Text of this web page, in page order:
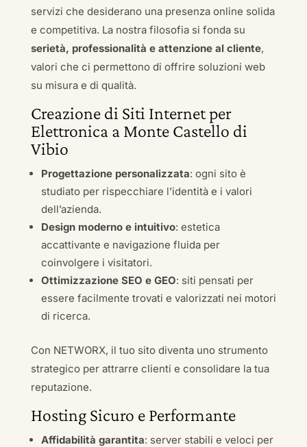
servizi che desiderano una presenza online solida
e competitiva. La nostra filosofia si fonda su
serietà, professionalità e attenzione al cliente,
valori che ci permettono di offrire soluzioni web
su misura e di qualità.
Creazione di Siti Internet per
Elettronica a Monte Castello di
Vibio
Progettazione personalizzata: ogni sito è
studiato per rispecchiare l’identità e i valori
dell’azienda.
Design moderno e intuitivo: estetica
accattivante e navigazione fluida per
coinvolgere i visitatori.
Ottimizzazione SEO e GEO: siti pensati per
essere facilmente trovati e valorizzati nei motori
di ricerca.
Con NETWORX, il tuo sito diventa uno strumento
strategico per attrarre clienti e consolidare la tua
reputazione.
Hosting Sicuro e Performante
Affidabilità garantita: server stabili e veloci per